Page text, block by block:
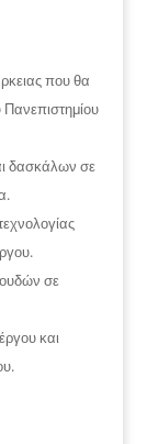
που θα
Πανεπιστημίου
δασκάλων σε
σε
και